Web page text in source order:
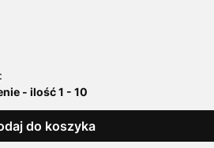
- ilość 1 - 10
do koszyka